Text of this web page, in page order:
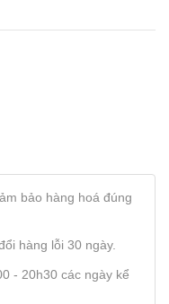
bảo hàng hoá đúng
hàng lỗi 30 ngày.
- 20h30 các ngày kể